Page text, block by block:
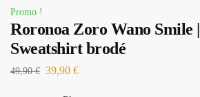
Promo !
Roronoa Zoro Wano Smile
Sweatshirt brodé
49,90€ 39,90 €